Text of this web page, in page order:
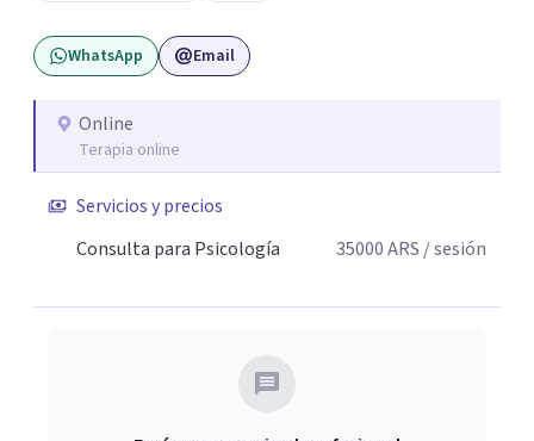
WhatsApp Email
Online
Terapia online
Servicios y precios
Consulta para Psicología
35000ARS / sesión